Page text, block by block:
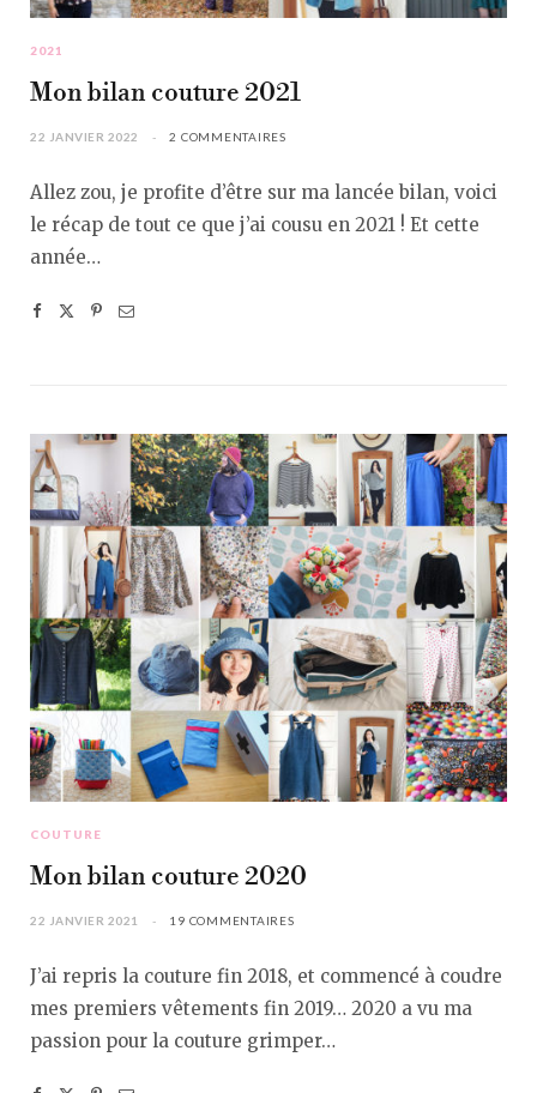
2021
Mon bilan couture 2021
22 JANVIER 2022 2 COMMENTAIRES
Allez zou, je profite d’être sur ma lancée bilan, voici
le récap de tout ce que j’ai cousu en 2021 ! Et cette
année…
COUTURE
Mon bilan couture 2020
22 JANVIER 2021 19 COMMENTAIRES
J’ai repris la couture fin 2018, et commencé à coudre
mes premiers vêtements fin 2019… 2020 a vu ma
passion pour la couture grimper…